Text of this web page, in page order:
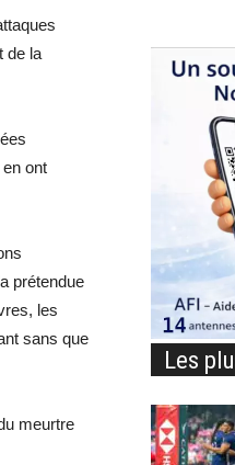
de la
ont
prétendue
les
sans que
meurtre
Les